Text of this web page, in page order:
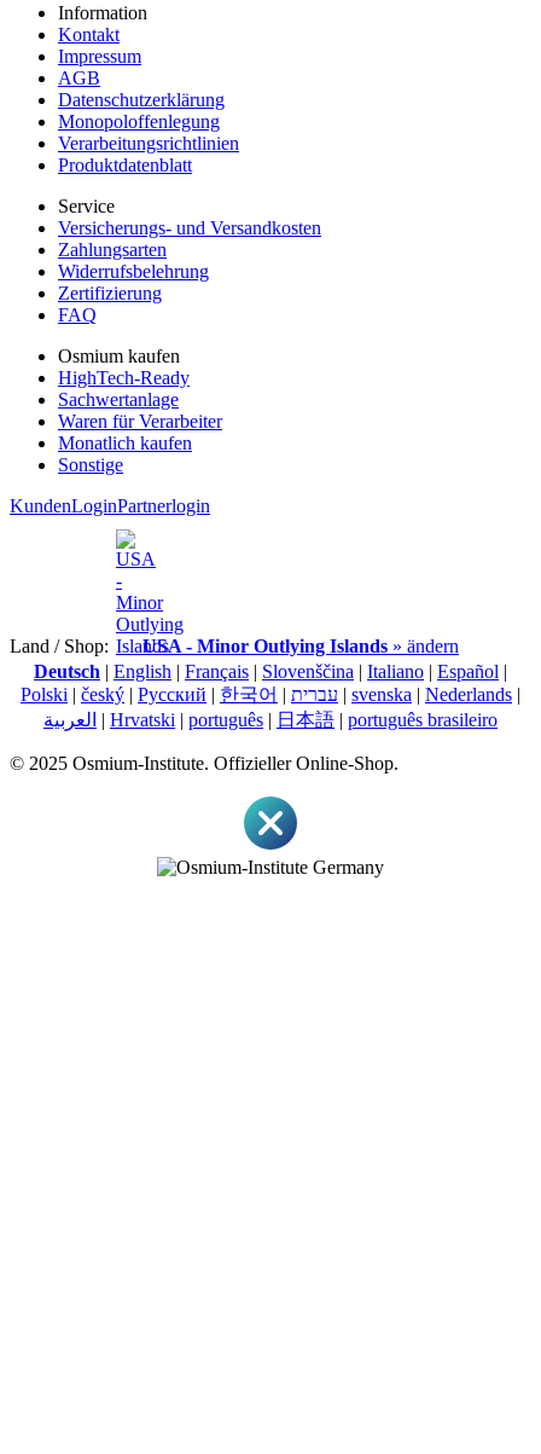
Information
Kontakt
Impressum
AGB
Datenschutzerklärung
Monopoloffenlegung
Verarbeitungsrichtlinien
Produktdatenblatt
Service
Versicherungs- und Versandkosten
Zahlungsarten
Widerrufsbelehrung
Zertifizierung
FAQ
Osmium kaufen
HighTech-Ready
Sachwertanlage
Waren für Verarbeiter
Monatlich kaufen
Sonstige
KundenLoginPartnerlogin
Land / Shop: USA - Minor Outlying Islands » ändern
Deutsch | English | Français | Slovenščina | Italiano | Español |
Polski | český | Pусский | 한국어 | עברית | svenska | Nederlands |
العربية | Hrvatski | português | 日本語 | português brasileiro
© 2025 Osmium-Institute. Offizieller Online-Shop.